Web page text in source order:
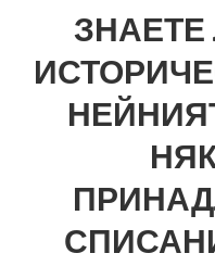
ЗНАЕТЕ